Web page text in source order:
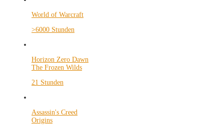
World of Warcraft
>6000 Stunden
Horizon Zero Dawn
The Frozen Wilds
21 Stunden
Assassin's Creed
Origins